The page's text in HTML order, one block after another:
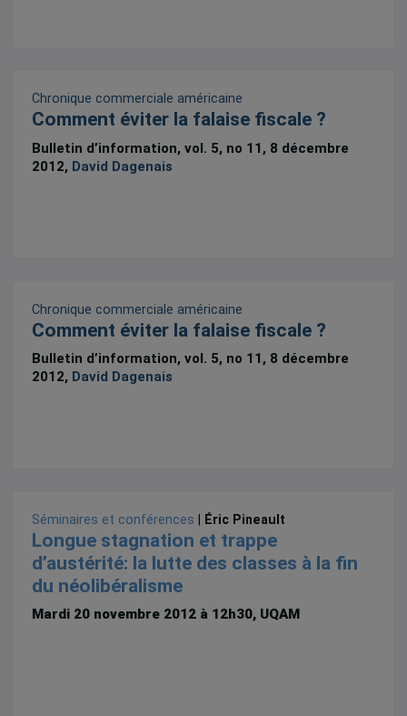
Chronique commerciale américaine
Comment éviter la falaise fiscale ?
Bulletin d’information, vol. 5, no 11, 8 décembre
2012, David Dagenais
Chronique commerciale américaine
Comment éviter la falaise fiscale ?
Bulletin d’information, vol. 5, no 11, 8 décembre
2012, David Dagenais
Séminaires et conférences Éric Pineault
Longue stagnation et trappe
d’austérité: la lutte des classes à la fin
du néolibéralisme
Mardi 20 novembre 2012 à 12h30, UQAM